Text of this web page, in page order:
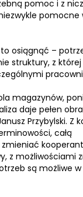
pomoc i z
pomocne
osiągnąć –
struktury, z której
magazynów,
daje pełen
Przybylski. Z
całą
z możliwościami
są możliwe w